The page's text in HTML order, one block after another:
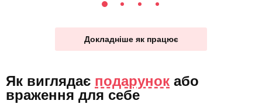
Докладніше як працює
Як виглядає подарунок або
враження для себе